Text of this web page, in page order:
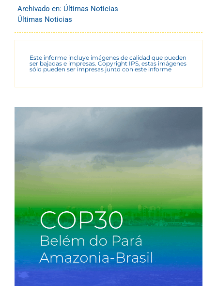
Archivado en: Últimas Noticias
Últimas Noticias
Este informe incluye imágenes de calidad que pueden
ser bajadas e impresas. Copyright IPS, estas imágenes
sólo pueden ser impresas junto con este informe